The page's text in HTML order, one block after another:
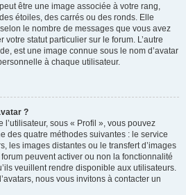
être une image associée à votre rang,
étoiles, des carrés ou des ronds. Elle
le nombre de messages que vous avez
statut particulier sur le forum. L’autre
est une image connue sous le nom d’avatar
à chaque utilisateur.
?
sous « Profil », vous pouvez
des quatre méthodes suivantes : le service
les images distantes ou le transfert d’images
peuvent activer ou non la fonctionnalité
veuillent rendre disponible aux utilisateurs.
nous vous invitons à contacter un